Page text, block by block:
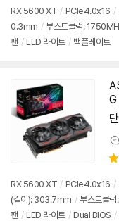
견
점
RX 5600 XT / PCIe4.0x16 /
0.3mm / 부스트클럭:
팬 / LED 라이트 / 백플레이트
상
품
견
별
점
RX 5600 XT / PCIe4.0x16 /
(길이): 303.7mm / 부스트클
팬 / LED 라이트 / Dual BIOS /